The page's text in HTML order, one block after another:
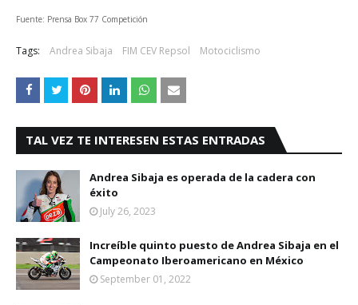
Fuente: Prensa Box 77 Competición
Tags: Andrea Sibaja FIM CEV Repsol Motociclismo
TAL VEZ TE INTERESEN ESTAS ENTRADAS
Andrea Sibaja es operada de la cadera con
éxito
July 26, 2023
Increíble quinto puesto de Andrea Sibaja en el
Campeonato Iberoamericano en México
September 01, 2022